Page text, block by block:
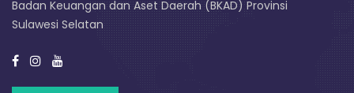
Badan Keuangan dan Aset Daerah (BKAD) Provinsi
Sulawesi Selatan